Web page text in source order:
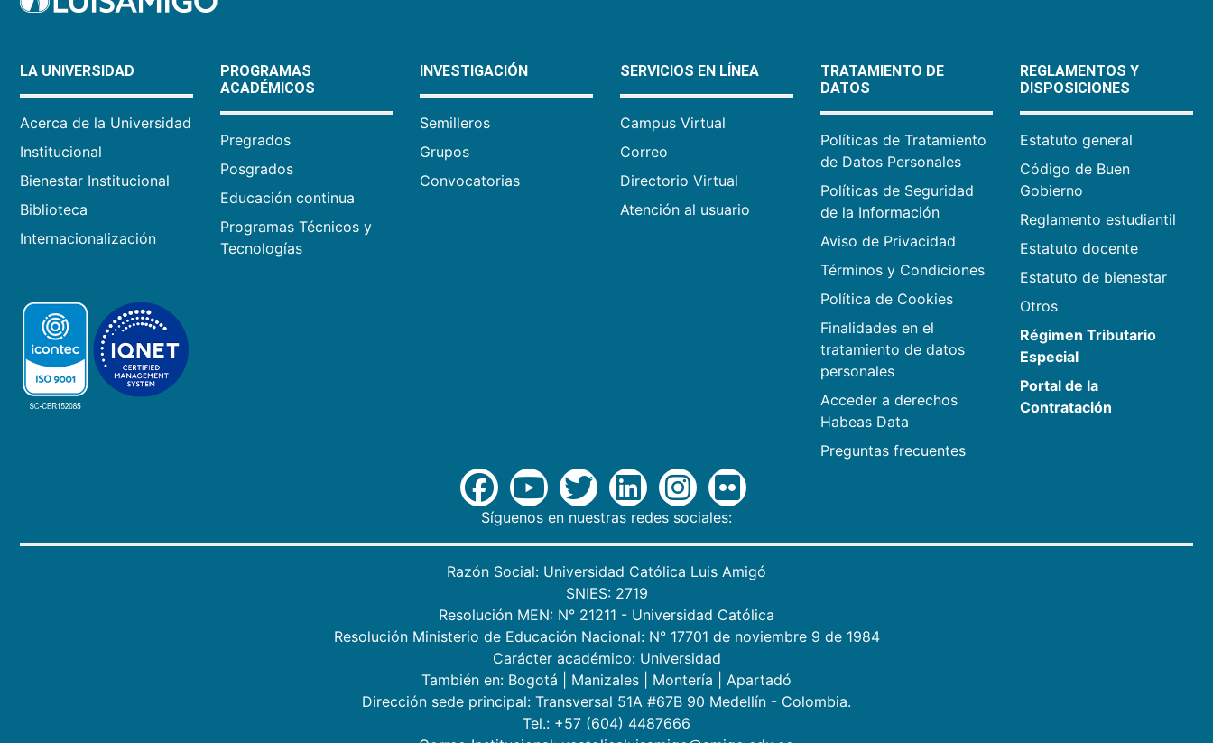
LA UNIVERSIDAD
Acerca de la Universidad
Institucional
Bienestar Institucional
Biblioteca
Internacionalización
PROGRAMAS
ACADÉMICOS
Pregrados
Posgrados
Educación continua
Programas Técnicos y
Tecnologías
INVESTIGACIÓN
Semilleros
Grupos
Convocatorias
SERVICIOS EN LÍNEA
Campus Virtual
Correo
Directorio Virtual
Atención al usuario
TRATAMIENTO DE
DATOS
Políticas de Tratamiento
de Datos Personales
Políticas de Seguridad
de la Información
Aviso de Privacidad
Términos y Condiciones
Política de Cookies
Finalidades en el
tratamiento de datos
personales
Acceder a derechos
Habeas Data
Preguntas frecuentes
REGLAMENTOS Y
DISPOSICIONES
Estatuto general
Código de Buen
Gobierno
Reglamento estudiantil
Estatuto docente
Estatuto de bienestar
Otros
Régimen Tributario
Especial
Portal de la
Contratación
Síguenos en nuestras redes sociales:
Razón Social: Universidad Católica Luis Amigó
SNIES: 2719
Resolución MEN: N° 21211 - Universidad Católica
Resolución Ministerio de Educación Nacional: N° 17701 de noviembre 9 de 1984
Carácter académico: Universidad
También en: Bogotá Manizales Montería
Apartadó
Dirección sede principal: Transversal 51A #67B 90 Medellín - Colombia.
Tel.: +57 (604) 4487666